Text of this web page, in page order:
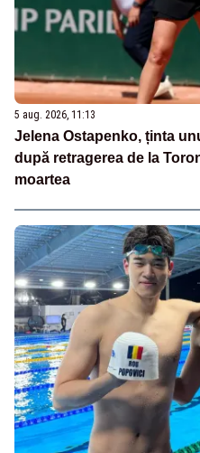
5 aug. 2026, 11:13
Jelena Ostapenko, ținta
după retragerea de la
moartea